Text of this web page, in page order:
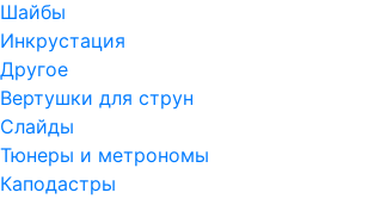
Шайбы
Инкрустация
Другое
Вертушки для струн
Слайды
Тюнеры и метрономы
Каподастры